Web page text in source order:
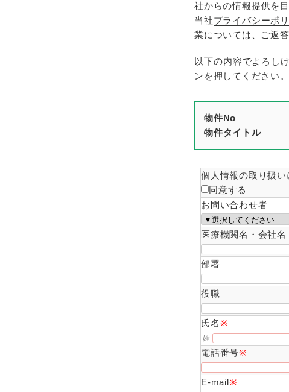
社からの情報提供を
当社プライバシーポ
業については、ご返
以下の内容でよろし
ンを押してください。
物件No
物件タイトル
個人情報の取り扱い
同意する
お問い合わせ者
医療機関名・会社名
部署
役職
氏名※
姓
電話番号※
E-mail※